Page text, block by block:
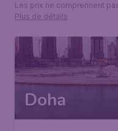
Les prix ne comprennent
Plus de détails
Doha